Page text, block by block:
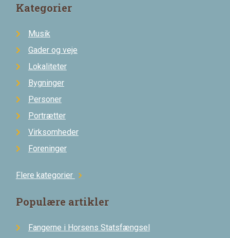
Kategorier
Musik
Gader og veje
Lokaliteter
Bygninger
Personer
Portrætter
Virksomheder
Foreninger
Flere kategorier chevron_right
Populære artikler
Fangerne i Horsens Statsfængsel